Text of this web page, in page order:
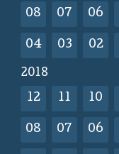
08 07 06
04 03 02
2018
12 11 10
08 07 06